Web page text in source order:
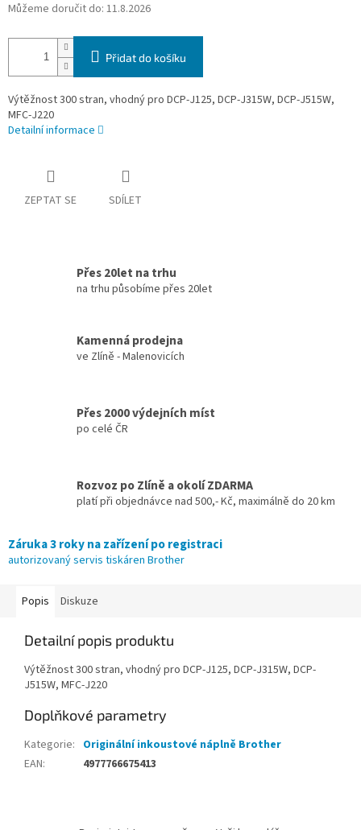
Můžeme doručit do: 11.8.2026
Přidat do košíku
Výtěžnost 300 stran, vhodný pro DCP-J125, DCP-J315W, DCP-J515W,
MFC-J220
Detailní informace
ZEPTAT SE SDÍLET
Přes 20let na trhu
na trhu působíme přes 20let
Kamenná prodejna
ve Zlíně - Malenovicích
Přes 2000 výdejních míst
po celé ČR
Rozvoz po Zlíně a okolí ZDARMA
platí při objednávce nad 500,- Kč, maximálně do 20 km
Záruka 3 roky na zařízení po registraci
autorizovaný servis tiskáren Brother
Popis Diskuze
Detailní popis produktu
Výtěžnost 300 stran, vhodný pro DCP-J125, DCP-J315W, DCP-
J515W, MFC-J220
Doplňkové parametry
Kategorie: Originální inkoustové náplně Brother
EAN: 4977766675413